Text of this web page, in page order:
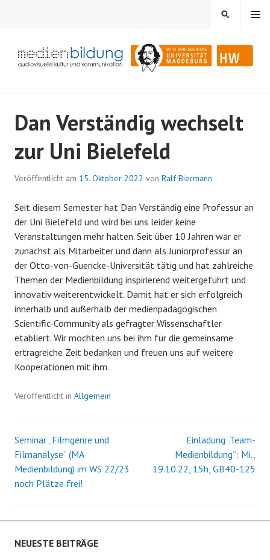
Audiovisuelle Kultur und Kommunikation
MENÜ
SUCHEN
Dan Verständig wechselt
zur Uni Bielefeld
Veröffentlicht am 15. Oktober 2022 von Ralf Biermann
Seit diesem Semester hat Dan Verständig eine Professur an
der Uni Bielefeld und wird bei uns leider keine
Veranstaltungen mehr halten. Seit über 10 Jahren war er
zunächst als Mitarbeiter und dann als Juniorprofessur an
der Otto-von-Guericke-Universität tätig und hat zahlreiche
Themen der Medienbildung inspirierend weitergeführt und
innovativ weiterentwickelt. Damit hat er sich erfolgreich
innerhalb und außerhalb der medienpädagogischen
Scientific-Community als gefragter Wissenschaftler
etabliert. Wir möchten uns bei ihm für die gemeinsame
ertragreiche Zeit bedanken und freuen uns auf weitere
Kooperationen mit ihm.
Veröffentlicht in Allgemein
Beitrags-
Navigation
Seminar „Filmgenre und
Filmanalyse“ (MA
Medienbildung) im WS 22/23
noch Plätze frei!
Einladung „Team-
Medienbildung“: Mi.,
19.10.22, 15h, GB40-125
NEUESTE BEITRÄGE